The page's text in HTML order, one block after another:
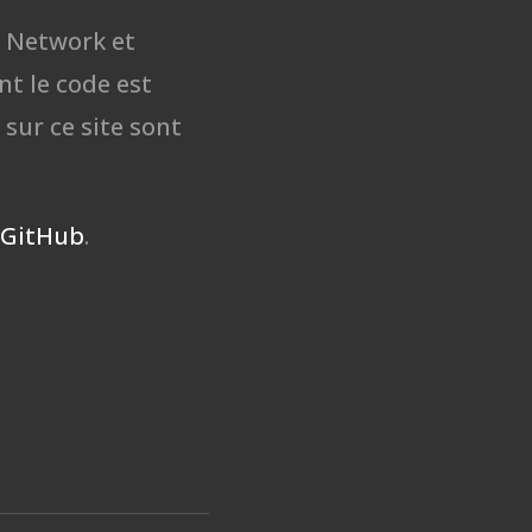
Network et
le code est
ce site sont
GitHub.